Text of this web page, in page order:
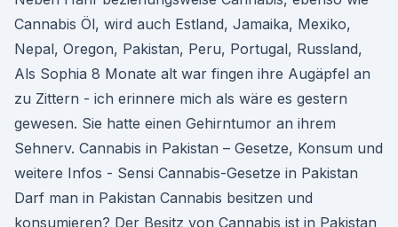
Cannabis Öl, wird auch Estland, Jamaika, Mexiko,
Nepal, Oregon, Pakistan, Peru, Portugal, Russland,
Als Sophia 8 Monate alt war fingen ihre Augäpfel an
zu Zittern - ich erinnere mich als wäre es gestern
gewesen. Sie hatte einen Gehirntumor an ihrem
Sehnerv. Cannabis in Pakistan – Gesetze, Konsum und
weitere Infos - Sensi Cannabis-Gesetze in Pakistan
Darf man in Pakistan Cannabis besitzen und
konsumieren? Der Besitz von Cannabis ist in Pakistan